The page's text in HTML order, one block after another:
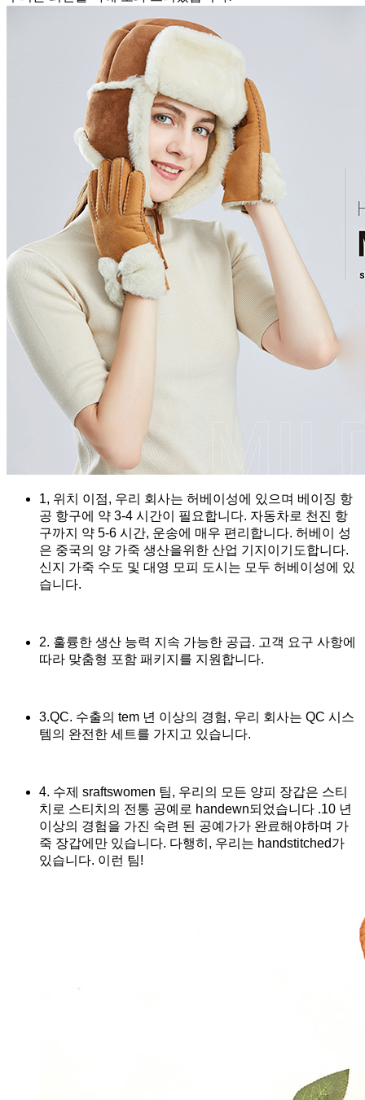
1, 위치 이점, 우리 회사는 허베이성에 있으며 베이징 항
공 항구에 약 3-4 시간이 필요합니다. 자동차로 천진 항
구까지 약 5-6 시간, 운송에 매우 편리합니다. 허베이 성
은 중국의 양 가죽 생산을위한 산업 기지이기도합니다.
신지 가죽 수도 및 대영 모피 도시는 모두 허베이성에 있
습니다.
2. 훌륭한 생산 능력 지속 가능한 공급. 고객 요구 사항에
따라 맞춤형 포함 패키지를 지원합니다.
3.QC. 수출의 tem 년 이상의 경험, 우리 회사는 QC 시스
템의 완전한 세트를 가지고 있습니다.
4. 수제 sraftswomen 팀, 우리의 모든 양피 장갑은 스티
치로 스티치의 전통 공예로 handewn되었습니다 .10 년
이상의 경험을 가진 숙련 된 공예가가 완료해야하며 가
죽 장갑에만 있습니다. 다행히, 우리는 handstitched가
있습니다. 이런 팀!